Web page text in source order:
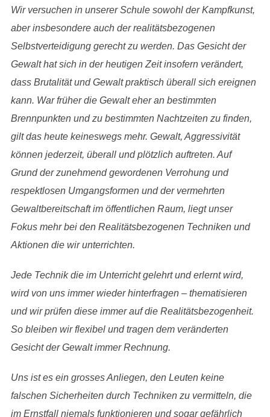
Wir versuchen in unserer Schule sowohl der Kampfkunst,
aber insbesondere auch der realitätsbezogenen
Selbstverteidigung gerecht zu werden. Das Gesicht der
Gewalt hat sich in der heutigen Zeit insofern verändert,
dass Brutalität und Gewalt praktisch überall sich ereignen
kann. War früher die Gewalt eher an bestimmten
Brennpunkten und zu bestimmten Nachtzeiten zu finden,
gilt das heute keineswegs mehr. Gewalt, Aggressivität
können jederzeit, überall und plötzlich auftreten. Auf
Grund der zunehmend gewordenen Verrohung und
respektlosen Umgangsformen und der vermehrten
Gewaltbereitschaft im öffentlichen Raum, liegt unser
Fokus mehr bei den Realitätsbezogenen Techniken und
Aktionen die wir unterrichten.
Jede Technik die im Unterricht gelehrt und erlernt wird,
wird von uns immer wieder hinterfragen – thematisieren
und wir prüfen diese immer auf die Realitätsbezogenheit.
So bleiben wir flexibel und tragen dem veränderten
Gesicht der Gewalt immer Rechnung.
Uns ist es ein grosses Anliegen, den Leuten keine
falschen Sicherheiten durch Techniken zu vermitteln, die
im Ernstfall niemals funktionieren und sogar gefährlich